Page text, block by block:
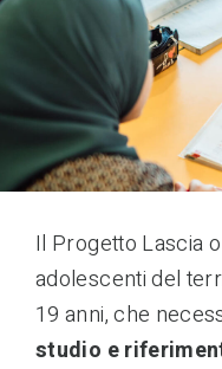
Il Progetto Lascia
adolescenti del
19 anni, che
studio e